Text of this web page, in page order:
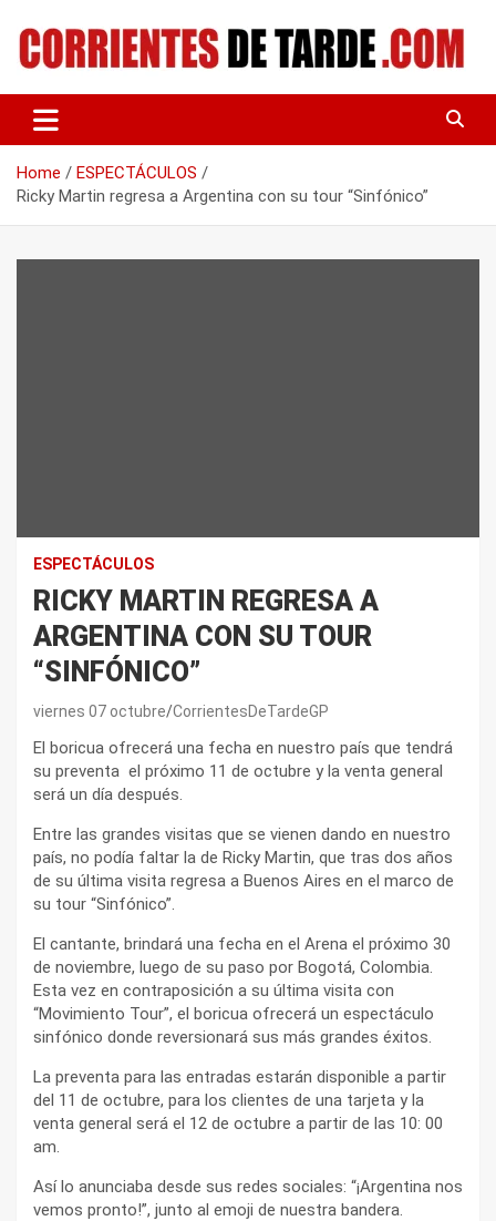
content
CORRIENTES DE TARDE
Home
ESPECTÁCULOS
Ricky Martin regresa a Argentina con su tour “Sinfónico”
ESPECTÁCULOS
RICKY MARTIN REGRESA A
ARGENTINA CON SU TOUR
“SINFÓNICO”
viernes 07 octubre CorrientesDeTardeGP
El boricua ofrecerá una fecha en nuestro país que tendrá
su preventa el próximo 11 de octubre y la venta general
será un día después.
Entre las grandes visitas que se vienen dando en nuestro
país, no podía faltar la de Ricky Martin, que tras dos años
de su última visita regresa a Buenos Aires en el marco de
su tour “Sinfónico”.
El cantante, brindará una fecha en el Arena el próximo 30
de noviembre, luego de su paso por Bogotá, Colombia.
Esta vez en contraposición a su última visita con
“Movimiento Tour”, el boricua ofrecerá un espectáculo
sinfónico donde reversionará sus más grandes éxitos.
La preventa para las entradas estarán disponible a partir
del 11 de octubre, para los clientes de una tarjeta y la
venta general será el 12 de octubre a partir de las 10: 00
am.
Así lo anunciaba desde sus redes sociales: “¡Argentina nos
vemos pronto!”, junto al emoji de nuestra bandera.